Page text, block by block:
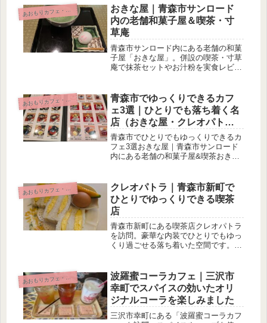
あ おもりカフェ・スイーツ
おきな屋｜青森市サンロード
内の老舗和菓子屋＆喫茶・寸
草庵
青森市サンロード内にある老舗の和菓
子屋「おきな屋」。併設の喫茶・寸草
庵で抹茶セットやお汁粉を実食レビュ
です。
あ おもりカフェ・スイーツ
青森市でゆっくりできるカフ
ェ3選｜ひとりでも落ち着く名
店（おきな屋・クレオパト
ラ・猫の庭）
青森市でひとりでもゆっくりできるカ
フェ3選おきな屋｜青森市サンロード
内にある老舗の和菓子屋&喫茶おきな
ど複数お店がありますが、今回はおき
な屋サンロード青森店をご紹介しま
す。...
あ おもりカフェ・スイーツ
クレオパトラ｜青森市新町で
ひとりでゆっくりできる喫茶
店
青森市新町にある喫茶店クレオパトラ
を訪問。豪華な内装でひとりでもゆっ
くり過ごせる落ち着いた空間です。卵
あ おもりカフェ・スイーツ
波羅蜜コーラカフェ｜三沢市
幸町でスパイスの効いたオリ
ジナルコーラを楽しみました
三沢市幸町にある「波羅蜜コーラカフ